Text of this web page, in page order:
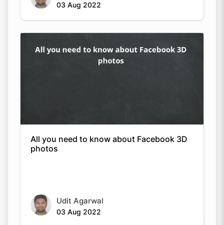
03 Aug 2022
All you need to know about Facebook 3D
photos
Udit Agarwal
03 Aug 2022